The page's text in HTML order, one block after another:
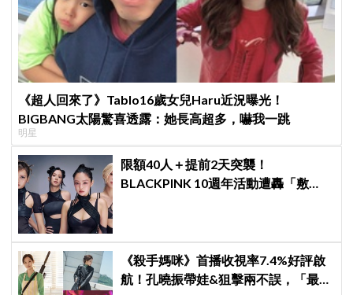
《超人回來了》Tablo16歲女兒Haru近況曝光！
BIGBANG太陽驚喜透露：她長高超多，嚇我一跳
明星
限額40人＋提前2天突襲！
BLACKPINK 10週年活動遭轟「敷
《殺手媽咪》首播收視率7.4%好評啟
航！孔曉振帶娃&狙擊兩不誤，「最狂